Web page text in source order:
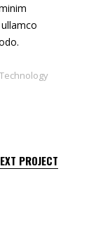
Technology
PROJECT